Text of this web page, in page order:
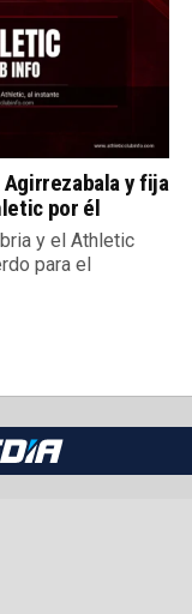
Agirrezabala y fija
por él
y el Athletic
para el